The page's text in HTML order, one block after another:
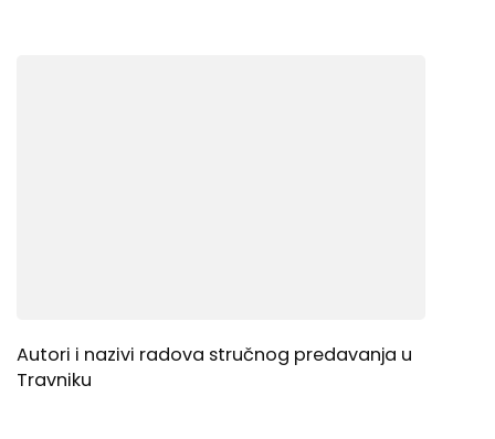
Autori i nazivi radova stručnog predavanja u
Travniku